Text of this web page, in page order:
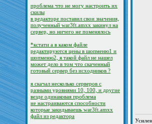
проблема что не могу настроить их
скилы
в редакторе поставил свои значения,
полученный war3ft.amxx закинул на
сервер, но ничего не поменялось
*кстати а в каком файле
редактируются цены в шопменю1 и
шопменю2, я такой файл не нашел
может дело в том что скаченный
готовый сервер без исходников ?
я скачал несколько серверов с
разными уровнями 10, 100, и другие
везде одинаковая проблема
не настраиваются способности
которые закидываешь war3ft.amxx
файл из редактора